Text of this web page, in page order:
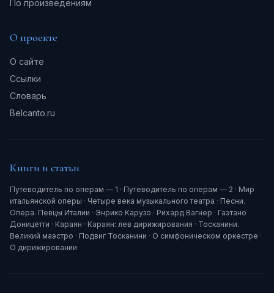
По произведениям
О проекте
О сайте
Ссылки
Словарь
Belcanto.ru
Книги и статьи
Путеводитель по операм — 1 · Путеводитель по операм — 2 · Мир
итальянской оперы · Четыре века музыкального театра · Песни.
Опера. Певцы Италии · Энрико Карузо · Рихард Вагнер · Гаэтано
Доницетти · Караян · Караян: лев дирижирования · Тосканини.
Великий маэстро · Подвиг Тосканини · О симфоническом оркестре ·
О дирижировании